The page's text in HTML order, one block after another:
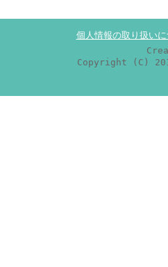
個人情報の取り扱い
Copyright (C)